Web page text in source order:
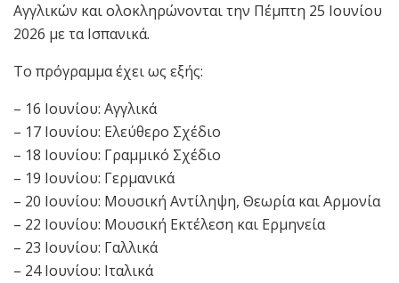
Αγγλικών και ολοκληρώνονται την Πέμπτη 25 Ιουνίου
2026 με τα Ισπανικά.
Το πρόγραμμα έχει ως εξής:
– 16 Ιουνίου: Αγγλικά
– 17 Ιουνίου: Ελεύθερο Σχέδιο
– 18 Ιουνίου: Γραμμικό Σχέδιο
– 19 Ιουνίου: Γερμανικά
– 20 Ιουνίου: Μουσική Αντίληψη, Θεωρία και Αρμονία
– 22 Ιουνίου: Μουσική Εκτέλεση και Ερμηνεία
– 23 Ιουνίου: Γαλλικά
– 24 Ιουνίου: Ιταλικά